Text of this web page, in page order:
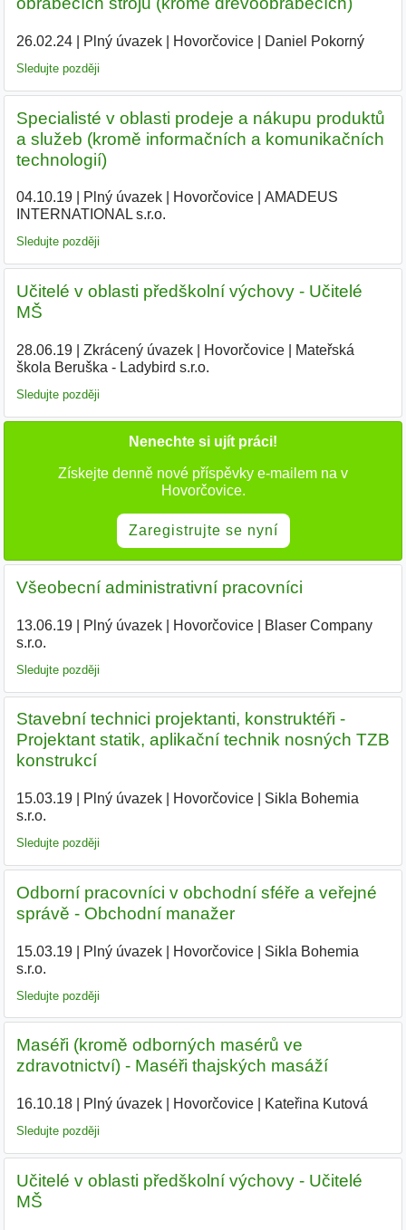
26.02.24| Plný úvazek| Hovorčovice| Daniel Pokorný|
Sledujte později
Specialisté v oblasti prodeje a nákupu produktů
a služeb (kromě informačních a komunikačních
technologií)
04.10.19| Plný úvazek| Hovorčovice|
AMADEUS
INTERNATIONAL s.r.o.
Sledujte později
Učitelé v oblasti předškolní výchovy - Učitelé
MŠ
28.06.19| Zkrácený úvazek| Hovorčovice|
Mateřská
škola Beruška - Ladybird s.r.o.
Sledujte později
Nenechte si ujít práci!
Získejte denně nové příspěvky e-mailem na v
Hovorčovice.
Zaregistrujte se nyní
Všeobecní administrativní pracovníci
13.06.19| Plný úvazek| Hovorčovice|
Blaser Company
s.r.o.
Sledujte později
Stavební technici projektanti, konstruktéři -
Projektant statik, aplikační technik nosných TZB
konstrukcí
15.03.19| Plný úvazek| Hovorčovice|
Sikla Bohemia
s.r.o.
Sledujte později
Odborní pracovníci v obchodní sféře a veřejné
správě - Obchodní manažer
15.03.19| Plný úvazek| Hovorčovice|
Sikla Bohemia
s.r.o.
Sledujte později
Maséři (kromě odborných masérů ve
zdravotnictví) - Maséři thajských masáží
16.10.18| Plný úvazek| Hovorčovice| Kateřina Kutová
Sledujte později
Učitelé v oblasti předškolní výchovy - Učitelé
MŠ